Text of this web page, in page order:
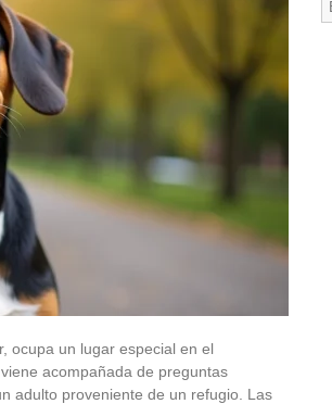
ocupa un lugar especial en el
acompañada de preguntas
adulto proveniente de un refugio. Las